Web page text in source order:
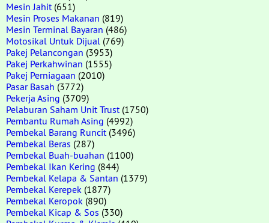
Mesin Jahit (651)
Mesin Proses Makanan (819)
Mesin Terminal Bayaran (486)
Motosikal Untuk Dijual (769)
Pakej Pelancongan (3953)
Pakej Perkahwinan (1555)
Pakej Perniagaan (2010)
Pasar Basah (3772)
Pekerja Asing (3709)
Pelaburan Saham Unit Trust (1750)
Pembantu Rumah Asing (4992)
Pembekal Barang Runcit (3496)
Pembekal Beras (287)
Pembekal Buah-buahan (1100)
Pembekal Ikan Kering (844)
Pembekal Kelapa & Santan (1379)
Pembekal Kerepek (1877)
Pembekal Keropok (890)
Pembekal Kicap & Sos (330)